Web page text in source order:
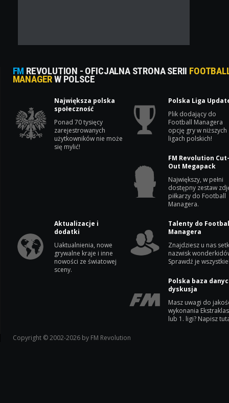
FM REVOLUTION - OFICJALNA STRONA SERII
MANAGERW POLSCE
Największa polska
społeczność
Ponad 70 tysięcy
zarejestrowanych
użytkowników nie może
się mylić!
Polska Liga
Plik dodający do
Football Managera
opcję gry w niższych
ligach polskich!
FM Revolution
Out Megapack
Największy, w pełni
dostępny zestaw
piłkarzy do Football
Managera.
Aktualizacje i
dodatki
Uaktualnienia, nowe
grywalne kraje i inne
nowości ze światowej
sceny.
Talenty do
Managera
Znajdziesz u nas
nazwisk
Sprawdź je
Polska baza
dyskusja
Masz uwagi do
wykonania
lub 1. ligi? Napisz
Copyright © 2002-2026 by FM Revolution